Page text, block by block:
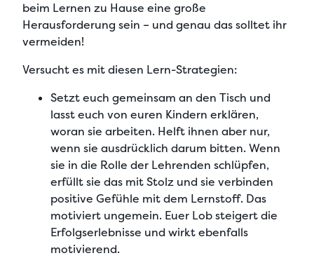
beim Lernen zu Hause eine große
Herausforderung sein – und genau das solltet ihr
vermeiden!
Versucht es mit diesen Lern-Strategien:
Setzt euch gemeinsam an den Tisch und
lasst euch von euren Kindern erklären,
woran sie arbeiten. Helft ihnen aber nur,
wenn sie ausdrücklich darum bitten. Wenn
sie in die Rolle der Lehrenden schlüpfen,
erfüllt sie das mit Stolz und sie verbinden
positive Gefühle mit dem Lernstoff. Das
motiviert ungemein. Euer Lob steigert die
Erfolgserlebnisse und wirkt ebenfalls
motivierend.